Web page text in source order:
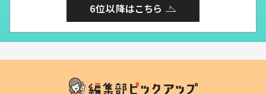
6位以降はこちら